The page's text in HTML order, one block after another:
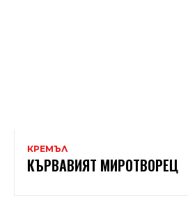
КРЕМЪЛ
КЪРВАВИЯT МИРОТВОРЕЦ